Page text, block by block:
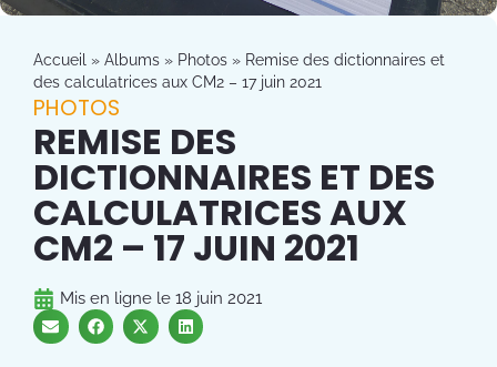
Accueil » Albums » Photos » Remise des dictionnaires et
des calculatrices aux CM2 – 17 juin 2021
PHOTOS
REMISE DES
DICTIONNAIRES ET DES
CALCULATRICES AUX
CM2 – 17 JUIN 2021
Mis en ligne le 18 juin 2021